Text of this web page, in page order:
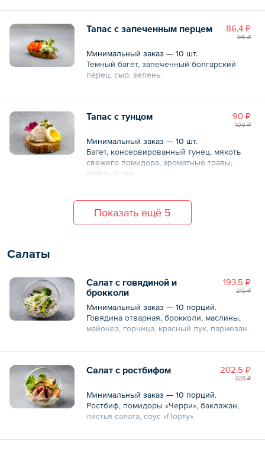
Общий вес – 30 г
86,4 ₽
96 ₽
Тапас с запеченным перцем
Минимальный заказ — 10 шт.
Темный багет, запеченный болгарский
перец, сыр, зелень.
Общий вес – 30 г
90 ₽
100 ₽
Тапас с тунцом
Минимальный заказ — 10 шт.
Багет, консервированный тунец, мякоть
свежего помидора, ароматные травы,
красный лук.
Показать ещё 5
Салаты
193,5 ₽
215 ₽
Салат с говядиной и
брокколи
Минимальный заказ — 10 порций.
Говядина отварная, брокколи, маслины,
майонез, горчица, красный лук, пармезан.
Общий вес – 80 г
202,5 ₽
225 ₽
Салат с ростбифом
Минимальный заказ — 10 порций.
Ростбиф, помидоры «Черри», баклажан,
листья салата, соус «Порту».
Общий вес – 80 г